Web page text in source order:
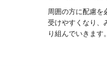
周囲の方に配慮を
受けやすくなり、
り組んでいきます。